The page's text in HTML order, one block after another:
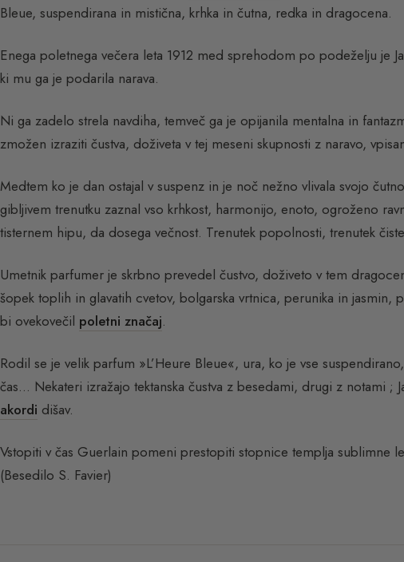
Bleue, suspendirana in mistična, krhka in čutna, redka in dragocena.
Enega poletnega večera leta 1912 med sprehodom po podeželju je
ki mu ga je podarila narava.
Ni ga zadelo strela navdiha, temveč ga je opijanila mentalna in
zmožen izraziti čustva, doživeta v tej meseni skupnosti z naravo,
Medtem ko je dan ostajal v suspenz in je noč nežno vlivala svojo
gibljivem trenutku zaznal vso krhkost, harmonijo, enoto, ogroženo
tisternem hipu, da dosega večnost. Trenutek popolnosti, trenutek
Umetnik parfumer je skrbno prevedel čustvo, doživeto v tem
šopek toplih in glavatih cvetov, bolgarska vrtnica, perunika in jasmin,
bi ovekovečil poletni značaj.
Rodil se je velik parfum »L’Heure Bleue«, ura, ko je vse
čas… Nekateri izražajo tektanska čustva z besedami, drugi z notami
akordi dišav.
Vstopiti v čas Guerlain pomeni prestopiti stopnice templja sublimne
(Besedilo S. Favier)